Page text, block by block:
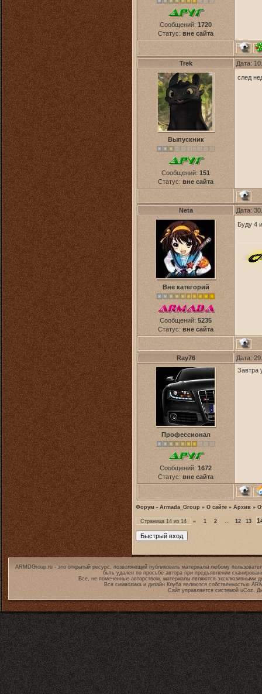
Сообщений: 1720
Статус: вне сайта
Trek Дата:
Выпускник
Сообщений: 151
Статус: вне сайта
след
Neta Дата:
Вне категорий
Сообщений: 5235
Статус: вне сайта
Буду 4
Ray76 Дата:
Профессионал
Сообщений: 1672
Статус: вне сайта
Завтра
Форум - Armada_Group » О сайте » Архив »
Страница 14 из 14 « 1 2 … 12 13
ARMDGroup.ru - это открытый ресурс, позволяющий публиковать материалы любому
быть удален по просьбе автора при предъявлении
Все, не помеченные авторством, материалы являются эксклюзивными
Вся символика и дизайн Клуба являются собственностью
Сайт управляется системой uCoz.